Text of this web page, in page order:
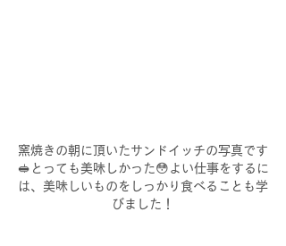
窯焼きの朝に頂いたサンドイッチの写真です
🥪とっても美味しかった😳よい仕事をするに
は、美味しいものをしっかり食べることも学
びました！